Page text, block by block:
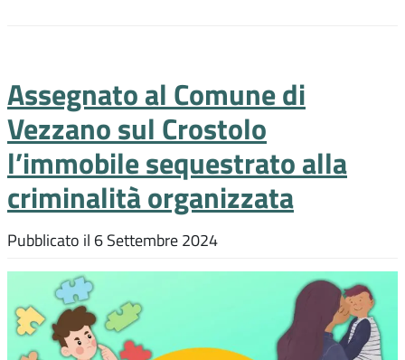
Assegnato al Comune di
Vezzano sul Crostolo
l’immobile sequestrato alla
criminalità organizzata
Pubblicato il 6 Settembre 2024